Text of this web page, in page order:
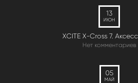
13
ИЮН
XCITE X-Cross 7.
Нет комментариев
05
МАЙ